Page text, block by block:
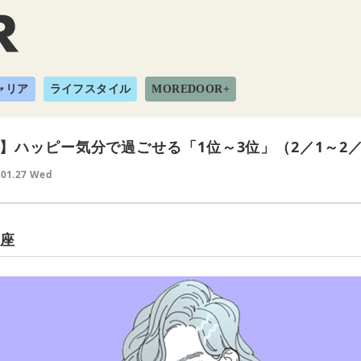
リア ライフスタイル MOREDOOR+
ハッピー気分で過ごせる「1位～3位」（2／1～2
Wed